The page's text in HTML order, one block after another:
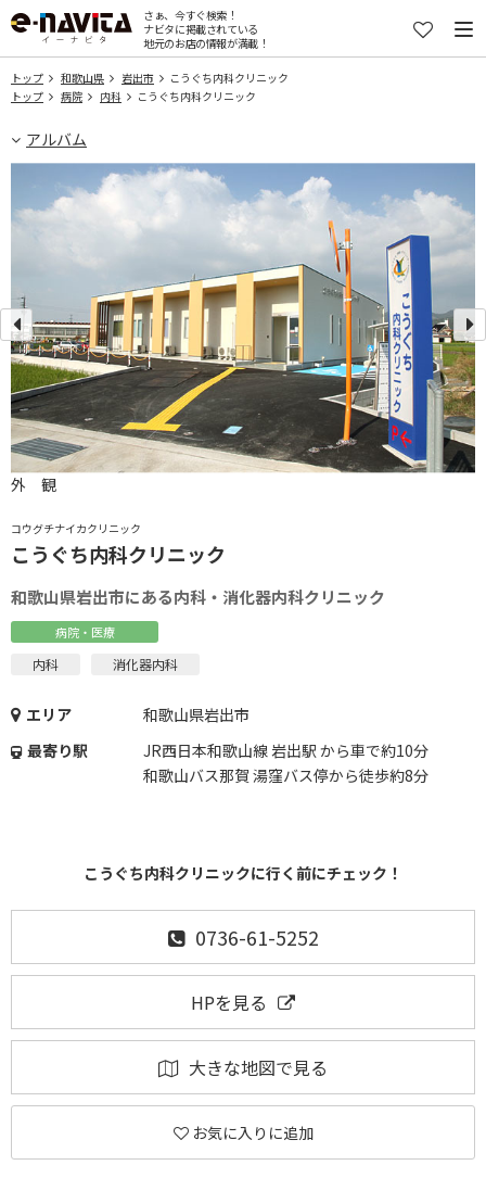
さぁ、今すぐ検索！
ナビタに掲載されている
地元のお店の情報が満載！
トップ 和歌山県 岩出市
こうぐち内科クリニック
トップ
病院 内科 こうぐち内科クリニック
アルバム
コウグチナイカクリニック
こうぐち内科クリニック
和歌山県岩出市にある内科・消化器内科クリニック
病院・医療
内科 消化器内科
エリア
和歌山県岩出市
最寄り駅
JR西日本和歌山線 岩出駅 から車で約10分
和歌山バス那賀 湯窪バス停から徒歩約8分
こうぐち内科クリニックに行く前にチェック！
0736-61-5252
HPを見る
大きな地図で見る
お気に入りに追加
外 観